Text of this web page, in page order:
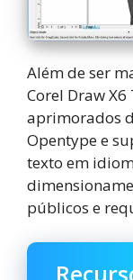
Além de ser
Corel Draw
aprimorados
Opentype e
texto em
públicos e